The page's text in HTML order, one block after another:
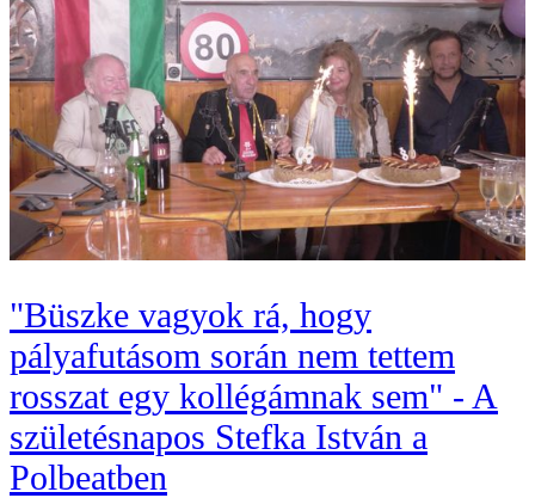
"Büszke vagyok rá, hogy
pályafutásom során nem tettem
rosszat egy kollégámnak sem" - A
születésnapos Stefka István a
Polbeatben